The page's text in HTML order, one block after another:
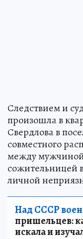
Следствием и
произошла в
Свердлова в
совместного
между
сожительницей
личной
Над СССР
пришельцев:
искала и